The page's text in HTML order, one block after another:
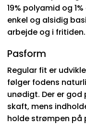
19% polyamid og
enkel og alsidig
arbejde og i fritiden.
Pasform
Regular fit er
følger fodens
unødigt. Der er
skaft, mens
holde strømpen på